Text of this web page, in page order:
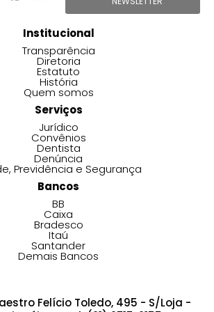
Institucional
Transparência
Diretoria
Estatuto
História
Quem somos
Serviços
Jurídico
Convênios
Dentista
Denúncia
Previdência e Segurança
Bancos
BB
Caixa
Bradesco
Itaú
Santander
Demais Bancos
Felício Toledo, 495 - S/Loja -